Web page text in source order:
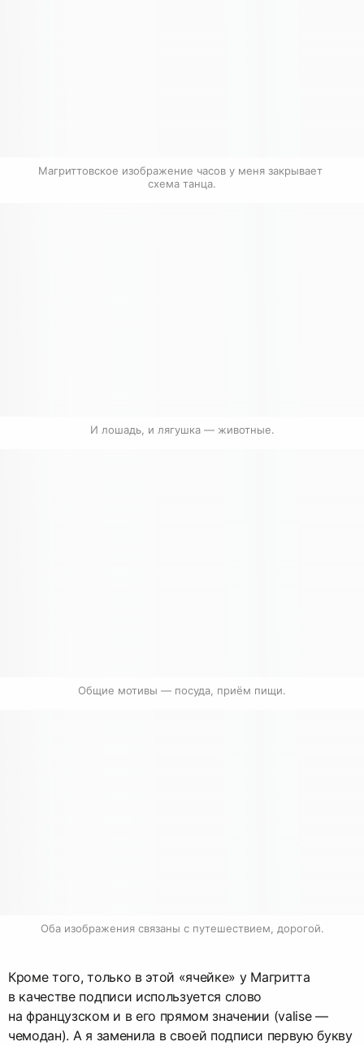
Магриттовское изображение часов у меня закрывает
схема танца.
И лошадь, и лягушка — животные.
Общие мотивы — посуда, приём пищи.
Оба изображения связаны с путешествием, дорогой.
Кроме того, только в этой «ячейке» у Магритта
в качестве подписи используется слово
на французском и в его прямом значении (valise —
чемодан). А я заменила в своей подписи первую букву